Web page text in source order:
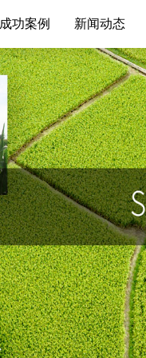
成功案例 新闻动态